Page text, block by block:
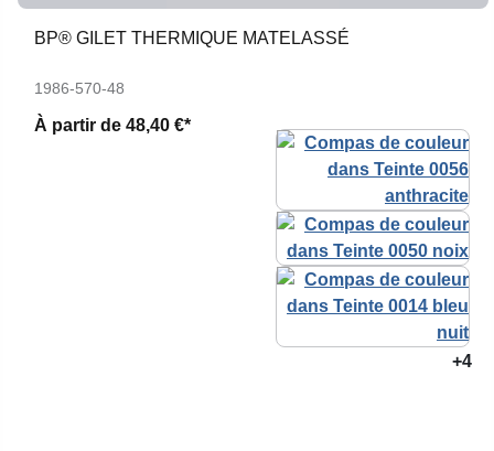
BP® GILET THERMIQUE MATELASSÉ
1986-570-48
À partir de 48,40 €*
+4